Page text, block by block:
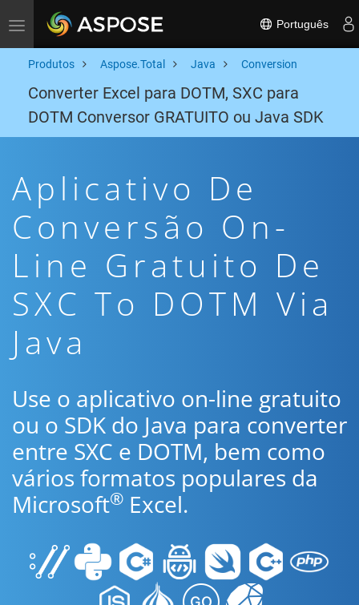
Toggle navigation Português
Produtos Aspose.Total Java Conversion
Converter Excel para DOTM, SXC para
DOTM Conversor GRATUITO ou Java SDK
Aplicativo De
Conversão On-
Line Gratuito De
SXC To DOTM Via
Java
Use o aplicativo on-line gratuito
ou o SDK do Java para converter
entre SXC e DOTM, bem como
vários formatos populares da
Microsoft® Excel.